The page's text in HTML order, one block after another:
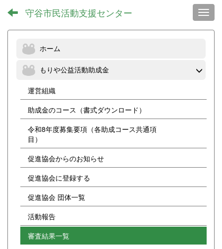
守谷市民活動支援センター
ホーム
もりや公益活動助成金
運営組織
助成金のコース（書式ダウンロード）
令和8年度募集要項（各助成コース共通項
目）
促進協会からのお知らせ
促進協会に登録する
促進協会 団体一覧
活動報告
審査結果一覧